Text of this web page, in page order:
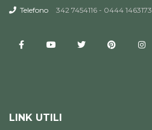
Telefono 342 7454116 - 0444 1463173
LINK UTILI